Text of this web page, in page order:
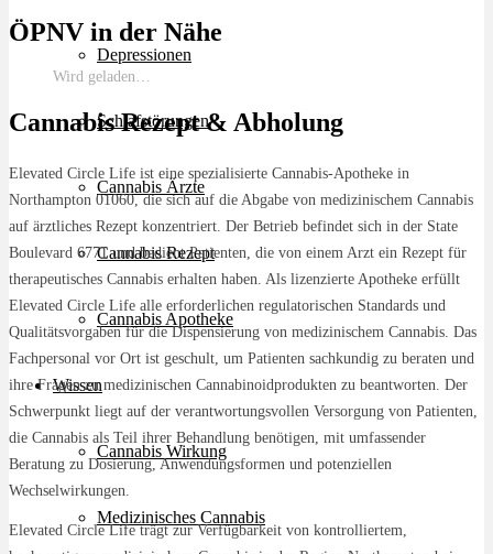
Depressionen
Schlafstörungen
Cannabis Ärzte
Cannabis Rezept
Cannabis Apotheke
Wissen
Cannabis Wirkung
Medizinisches Cannabis
ÖPNV in der Nähe
Wird geladen…
Cannabis Rezept & Abholung
Elevated Circle Life ist eine spezialisierte Cannabis-Apotheke in
Northampton 01060, die sich auf die Abgabe von medizinischem Cannabis
auf ärztliches Rezept konzentriert. Der Betrieb befindet sich in der State
Boulevard 6771 und bedient Patienten, die von einem Arzt ein Rezept für
therapeutisches Cannabis erhalten haben. Als lizenzierte Apotheke erfüllt
Elevated Circle Life alle erforderlichen regulatorischen Standards und
Qualitätsvorgaben für die Dispensierung von medizinischem Cannabis. Das
Fachpersonal vor Ort ist geschult, um Patienten sachkundig zu beraten und
ihre Fragen zu medizinischen Cannabinoidprodukten zu beantworten. Der
Schwerpunkt liegt auf der verantwortungsvollen Versorgung von Patienten,
die Cannabis als Teil ihrer Behandlung benötigen, mit umfassender
Beratung zu Dosierung, Anwendungsformen und potenziellen
Wechselwirkungen.
Elevated Circle Life trägt zur Verfügbarkeit von kontrolliertem,